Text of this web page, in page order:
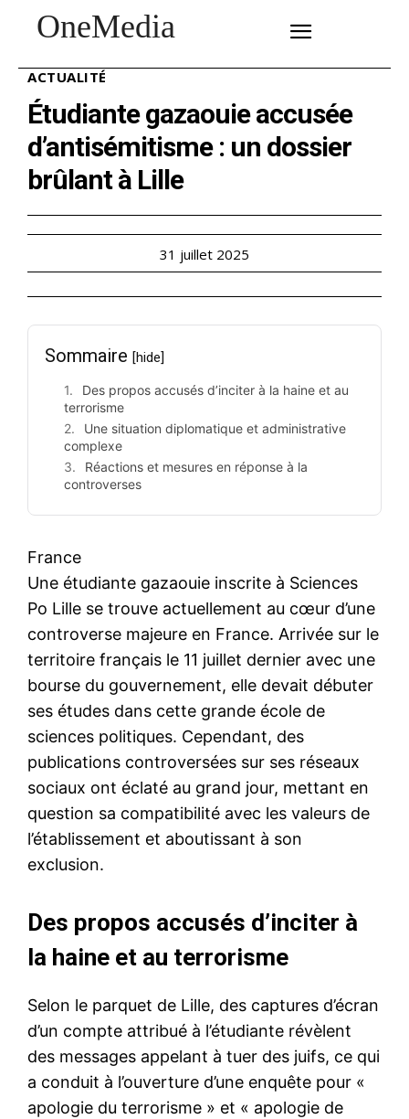
OneMedia
ACTUALITÉ
Étudiante gazaouie accusée
d’antisémitisme : un dossier
brûlant à Lille
31 juillet 2025
Sommaire [hide]
Des propos accusés d’inciter à la haine et au
terrorisme
Une situation diplomatique et administrative
complexe
Réactions et mesures en réponse à la
controverses
France
Une étudiante gazaouie inscrite à Sciences
Po Lille se trouve actuellement au cœur d’une
controverse majeure en France. Arrivée sur le
territoire français le 11 juillet dernier avec une
bourse du gouvernement, elle devait débuter
ses études dans cette grande école de
sciences politiques. Cependant, des
publications controversées sur ses réseaux
sociaux ont éclaté au grand jour, mettant en
question sa compatibilité avec les valeurs de
l’établissement et aboutissant à son
exclusion.
Des propos accusés d’inciter à
la haine et au terrorisme
Selon le parquet de Lille, des captures d’écran
d’un compte attribué à l’étudiante révèlent
des messages appelant à tuer des juifs, ce qui
a conduit à l’ouverture d’une enquête pour «
apologie du terrorisme » et « apologie de